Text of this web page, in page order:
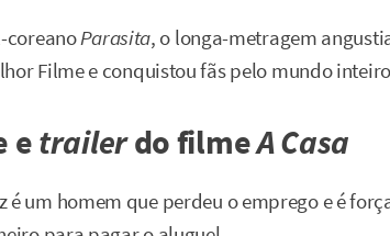
coreanoParasita, o longa-metragem
Filme e conquistou fãs pelo mundo
etrailerdo filmeA Casa
é um homem que perdeu o emprego e é